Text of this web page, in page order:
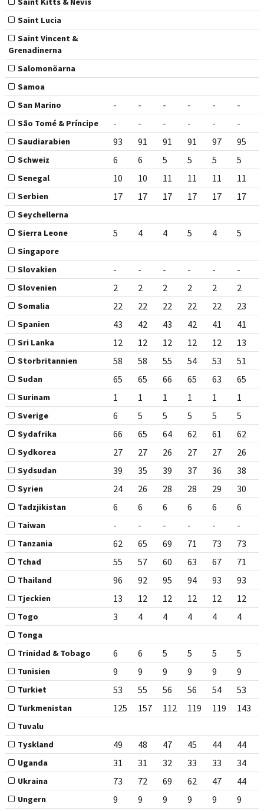
Saint Lucia
Saint Vincent &
Grenadinerna
Salomonöarna
Samoa
San Marino
- - - - - -
São Tomé & Príncipe - - - - - -
Saudiarabien 93 91 91 91 97 95
Schweiz 6 6 5 5 5 5
Senegal 10 10 11 11 11 11
Serbien 17 17 17 17 17 17
Seychellerna
Sierra Leone
5 4 4 5 4 5
Singapore
Slovakien
- - - - - -
Slovenien 2 2 2 2 2 2
Somalia 22 22 22 22 22 23
Spanien 43 42 43 42 41 41
Sri Lanka 12 12 12 12 12 13
Storbritannien 58 58 55 54 53 51
Sudan 65 65 66 65 63 65
Surinam 1 1 1 1 1 1
Sverige 6 5 5 5 5 5
Sydafrika 66 65 64 62 61 62
Sydkorea 27 27 26 27 27 26
Sydsudan 39 35 39 37 36 38
Syrien 24 26 28 28 29 30
Tadzjikistan 6 6 6 6 6 6
Taiwan - - - - - -
Tanzania 62 65 69 71 73 73
Tchad 55 57 60 63 67 71
Thailand 96 92 95 94 93 93
Tjeckien 13 12 12 12 12 12
Togo 3 4 4 4 4 4
Tonga
Trinidad & Tobago
6 6 5 5 5 5
Tunisien 9 9 9 9 9 9
Turkiet 53 55 56 56 54 53
Turkmenistan 125 157 112 119 119 143
Tuvalu
Tyskland
49 48 47 45 44 44
Uganda 31 31 32 33 33 34
Ukraina 73 72 69 62 47 44
Ungern 9 9 9 9 9 9